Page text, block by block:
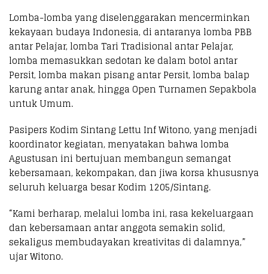
Lomba-lomba yang diselenggarakan mencerminkan
kekayaan budaya Indonesia, di antaranya lomba PBB
antar Pelajar, lomba Tari Tradisional antar Pelajar,
lomba memasukkan sedotan ke dalam botol antar
Persit, lomba makan pisang antar Persit, lomba balap
karung antar anak, hingga Open Turnamen Sepakbola
untuk Umum.
Pasipers Kodim Sintang Lettu Inf Witono, yang menjadi
koordinator kegiatan, menyatakan bahwa lomba
Agustusan ini bertujuan membangun semangat
kebersamaan, kekompakan, dan jiwa korsa khususnya
seluruh keluarga besar Kodim 1205/Sintang.
“Kami berharap, melalui lomba ini, rasa kekeluargaan
dan kebersamaan antar anggota semakin solid,
sekaligus membudayakan kreativitas di dalamnya,”
ujar Witono.